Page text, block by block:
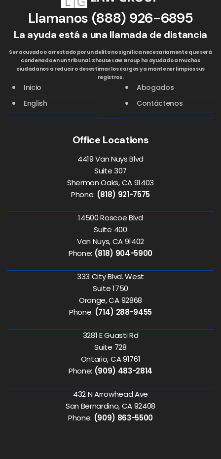
Llamanos (888) 926-6895
La ayuda está a una llamada de distancia
Ser acusado o arrestado por un delito no significa necesariamente que será
condenado en un tribunal. Shouse Law Group ha ayudado a muchos
ciudadanos a reducir o desestimar los cargos y a mantener limpios sus
registros.
Inicio
Abogados
English
Contáctenos
Office Locations
4419 Van Nuys Blvd
Suite 307
Sherman Oaks, CA 91403
Phone: (818) 921-7575
14500 Roscoe Blvd
Suite 400
Van Nuys, CA 91402
Phone: (818) 904-5900
333 City Blvd. West
Suite 1750
Orange, CA 92868
Phone: (714) 288-9455
3281 E Guasti Rd
Suite 728
Ontario, CA 91761
Phone: (909) 483-2814
432 N Arrowhead Ave
San Bernardino, CA 92408
Phone: (909) 863-5500